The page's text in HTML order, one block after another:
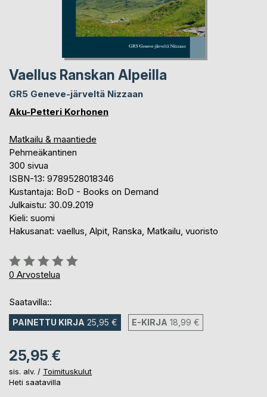
Vaellus Ranskan Alpeilla
GR5 Geneve-järveltä Nizzaan
Aku-Petteri Korhonen
Matkailu & maantiede
Pehmeäkantinen
300 sivua
ISBN-13: 9789528018346
Kustantaja: BoD - Books on Demand
Julkaistu: 30.09.2019
Kieli: suomi
Hakusanat: vaellus, Alpit, Ranska, Matkailu, vuoristo
Arvostelu::
0%
0 Arvostelua
Saatavilla::
PAINETTU KIRJA 25,95 € E-KIRJA 18,99 €
25,95 €
sis. alv. / Toimituskulut
Heti saatavilla